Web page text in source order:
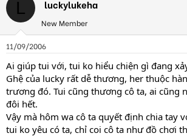
r
L luckylukeha
New Member
11/09/2006
Ai giúp tui với, tui ko hiểu chiện gì đang
Ghệ của lucky rất dễ thương, her thuộc
trương đó. Tui cũng thương cô ta, ai cũng
đôi hết.
Vậy mà hôm wa cô ta quyết định chia tay
tui ko yêu có ta, chỉ coi cô ta như đồ chơi